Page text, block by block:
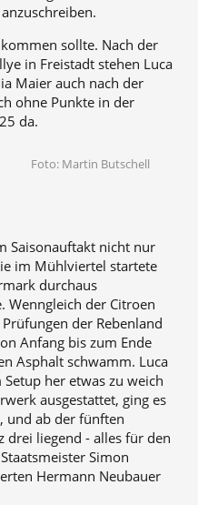
sollte. Nach der
in Freistadt stehen Luca
Maier auch nach der
ohne Punkte in der
da.
Foto: Martin Butschell
Saisonauftakt nicht nur
im Mühlviertel startete
durchaus
Wenngleich der Citroen
der Rebenland
Anfang bis zum Ende
Asphalt schwamm. Luca
her etwas zu weich
ausgestattet, ging es
und ab der fünften
drei liegend - alles für den
Simon
Hermann Neubauer